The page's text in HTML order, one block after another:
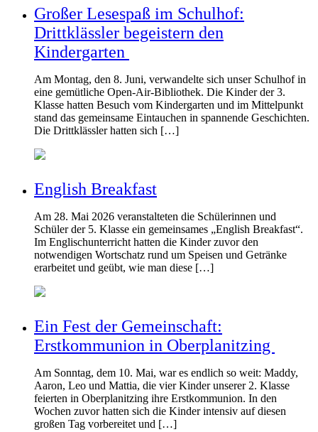
Großer Lesespaß im Schulhof:
Drittklässler begeistern den
Kindergarten
Am Montag, den 8. Juni, verwandelte sich unser Schulhof in
eine gemütliche Open-Air-Bibliothek. Die Kinder der 3.
Klasse hatten Besuch vom Kindergarten und im Mittelpunkt
stand das gemeinsame Eintauchen in spannende Geschichten.
Die Drittklässler hatten sich […]
English Breakfast
Am 28. Mai 2026 veranstalteten die Schülerinnen und
Schüler der 5. Klasse ein gemeinsames „English Breakfast“.
Im Englischunterricht hatten die Kinder zuvor den
notwendigen Wortschatz rund um Speisen und Getränke
erarbeitet und geübt, wie man diese […]
Ein Fest der Gemeinschaft:
Erstkommunion in Oberplanitzing
Am Sonntag, dem 10. Mai, war es endlich so weit: Maddy,
Aaron, Leo und Mattia, die vier Kinder unserer 2. Klasse
feierten in Oberplanitzing ihre Erstkommunion. In den
Wochen zuvor hatten sich die Kinder intensiv auf diesen
großen Tag vorbereitet und […]